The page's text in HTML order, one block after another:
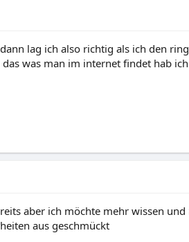
lag ich also richtig als ich den
was man im internet findet hab
aber ich möchte mehr wissen
aus geschmückt